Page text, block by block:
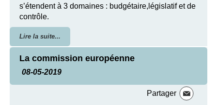
s’étendent à 3 domaines : budgétaire,législatif et de
contrôle.
Lire la suite...
La commission européenne
08-05-2019
Partager